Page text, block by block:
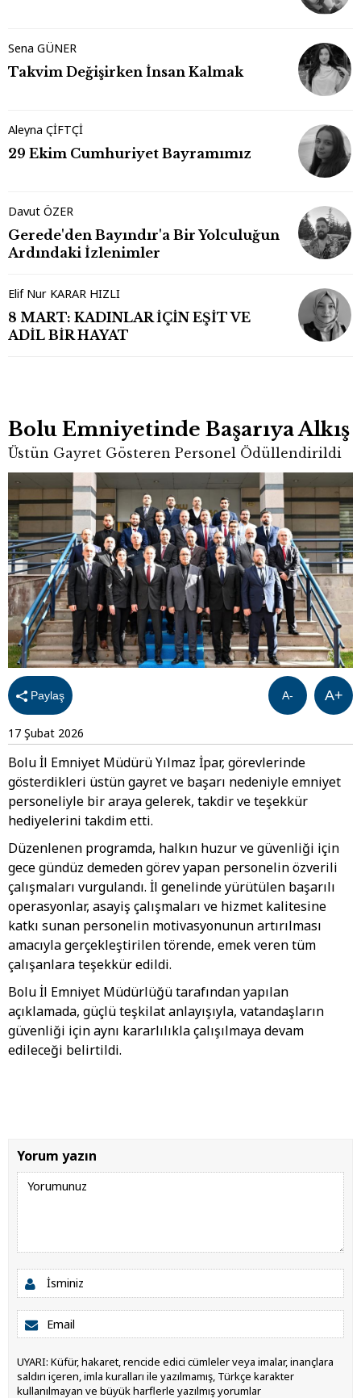
Sena GÜNER
Takvim Değişirken İnsan Kalmak
Aleyna ÇİFTÇİ
29 Ekim Cumhuriyet Bayramımız
Davut ÖZER
Gerede'den Bayındır'a Bir Yolculuğun
Ardındaki İzlenimler
Elif Nur KARAR HIZLI
8 MART: KADINLAR İÇİN EŞİT VE
ADİL BİR HAYAT
Bolu Emniyetinde Başarıya Alkış
Üstün Gayret Gösteren Personel Ödüllendirildi
Paylaş A+
A-
17 Şubat 2026
Bolu İl Emniyet Müdürü Yılmaz İpar, görevlerinde
gösterdikleri üstün gayret ve başarı nedeniyle emniyet
personeliyle bir araya gelerek, takdir ve teşekkür
hediyelerini takdim etti.
Düzenlenen programda, halkın huzur ve güvenliği için
gece gündüz demeden görev yapan personelin özverili
çalışmaları vurgulandı. İl genelinde yürütülen başarılı
operasyonlar, asayiş çalışmaları ve hizmet kalitesine
katkı sunan personelin motivasyonunun artırılması
amacıyla gerçekleştirilen törende, emek veren tüm
çalışanlara teşekkür edildi.
Bolu İl Emniyet Müdürlüğü tarafından yapılan
açıklamada, güçlü teşkilat anlayışıyla, vatandaşların
güvenliği için aynı kararlılıkla çalışılmaya devam
edileceği belirtildi.
Yorum yazın
UYARI: Küfür, hakaret, rencide edici cümleler veya imalar, inançlara
saldırı içeren, imla kuralları ile yazılmamış, Türkçe karakter
kullanılmayan ve büyük harflerle yazılmış yorumlar